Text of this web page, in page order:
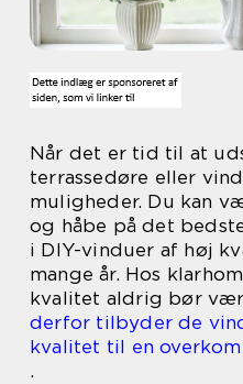
Når det er tid til at
terrassedøre eller
muligheder. Du kan
og håbe på det
i DIY-vinduer af høj
mange år. Hos
kvalitet aldrig bør
derfor tilbyder de
kvalitet til en
.